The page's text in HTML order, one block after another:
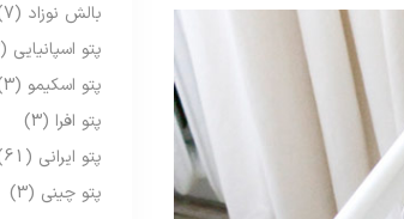
بالش نوزاد (7)
پتو اسپانیایی (3)
پتو اسکیمو (3)
پتو افرا (3)
پتو ایرانی (61)
پتو چینی (3)